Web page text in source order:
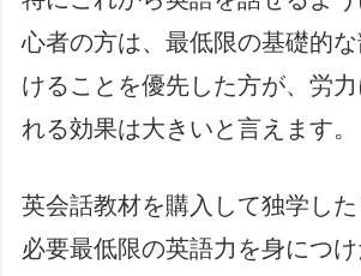
心者の方は、最低限の基礎的
けることを優先した方が、労
れる効果は大きいと言えます。
英会話教材を購入して独学し
必要最低限の英語力を身につ